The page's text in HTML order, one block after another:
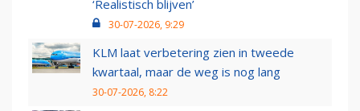
‘Realistisch blijven’
30-07-2026, 9:29
KLM laat verbetering zien in tweede
kwartaal, maar de weg is nog lang
30-07-2026, 8:22